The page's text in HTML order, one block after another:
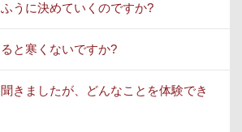
うに決めていくのですか?
と寒くないですか?
きましたが、どんなことを体験でき